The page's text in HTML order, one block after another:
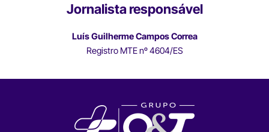
Jornalista responsável
Luís Guilherme Campos Correa
Registro MTE nº 4604/ES